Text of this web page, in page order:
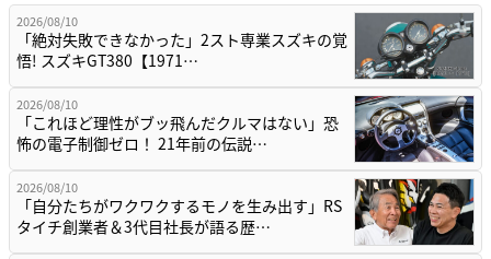
2026/08/10
「絶対失敗できなかった」2スト専業スズキの覚
悟! スズキGT380【1971…
2026/08/10
「これほど理性がブッ飛んだクルマはない」恐
怖の電子制御ゼロ！ 21年前の伝説…
2026/08/10
「自分たちがワクワクするモノを生み出す」RS
タイチ創業者＆3代目社長が語る歴…